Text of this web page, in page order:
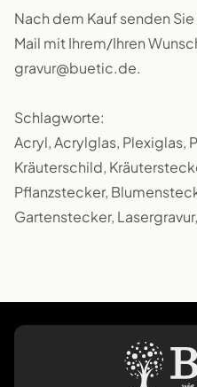
Nach dem Kauf senden
Mail mit Ihrem/Ihren
gravur@buetic.de.
Schlagworte:
Acryl, Acrylglas, Plexiglas,
Kräuterschild,
Pflanzstecker,
Gartenstecker,